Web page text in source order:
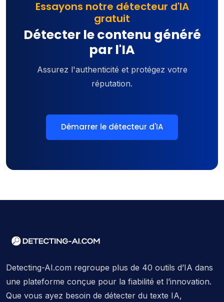
Essayons notre détecteur d'IA
gratuit
Détecter le contenu généré
par l'IA
Assurez l'authenticité et protégez votre
réputation.
Démarrer le détecteur d'IA
Detecting-AI.com regroupe plus de 40 outils d’IA dans
une plateforme conçue pour la fiabilité et l’innovation.
Que vous ayez besoin de détecter du texte IA,